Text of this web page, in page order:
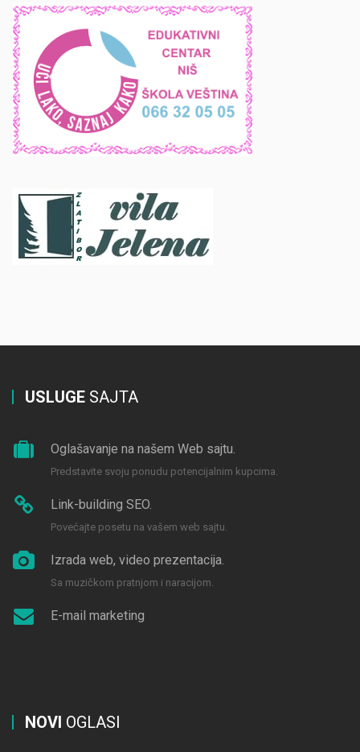
USLUGE SAJTA
Oglašavanje na našem Web sajtu.
Predstavite svoju ponudu potencijalnim kupcima.
Link-building SEO.
Povećajte posetu na vašem web sajtu.
Izrada web, video prezentacija.
Sa muzičkom pratnjom i naracijom.
E-mail marketing
NOVI OGLASI